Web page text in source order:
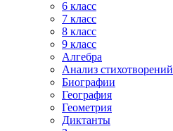
6 класс
7 класс
8 класс
9 класс
Алгебра
Анализ стихотворений
Биографии
География
Геометрия
Диктанты